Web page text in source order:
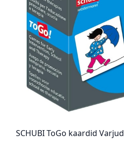
SCHUBI ToGo kaardid Varjud